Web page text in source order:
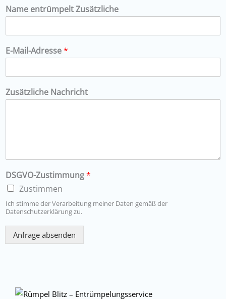
Name entrümpelt Zusätzliche
E-Mail-Adresse*
Zusätzliche Nachricht
DSGVO-Zustimmung*
Zustimmen
Ich stimme der Verarbeitung meiner Daten gemäß der
Datenschutzerklärung zu.
Anfrage absenden